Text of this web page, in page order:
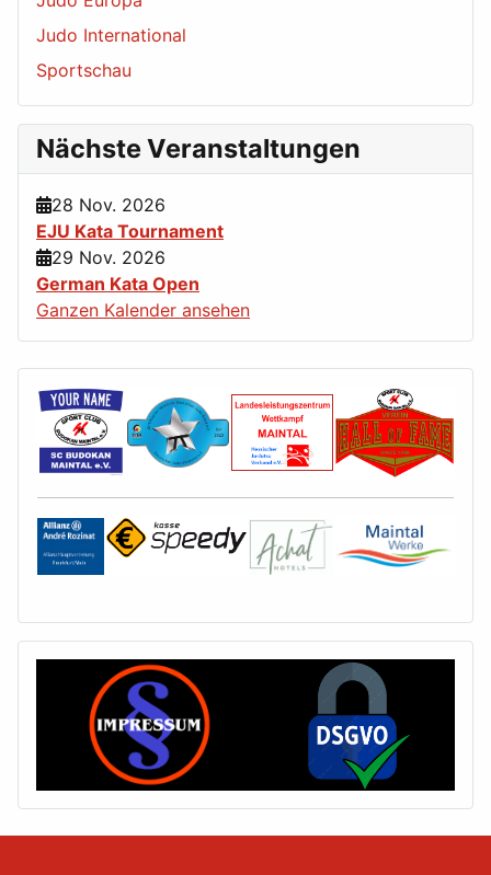
Judo International
Sportschau
Nächste Veranstaltungen
28 Nov. 2026
EJU Kata Tournament
29 Nov. 2026
German Kata Open
Ganzen Kalender ansehen